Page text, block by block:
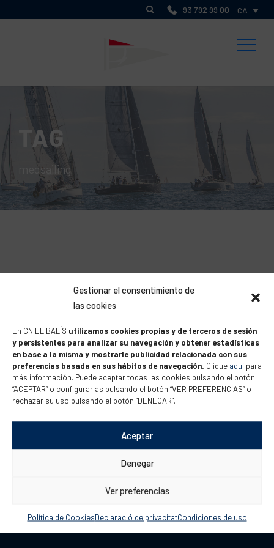
Gestionar el consentimiento de
las cookies
En CN EL BALÍS utilizamos cookies propias y de terceros de sesión
y persistentes para analizar su navegación y obtener estadísticas
en base a la misma y mostrarle publicidad relacionada con sus
preferencias basada en sus hábitos de navegación. Clique aquí para
más información. Puede aceptar todas las cookies pulsando el botón
“ACEPTAR” o configurarlas pulsando el botón “VER PREFERENCIAS” o
rechazar su uso pulsando el botón “DENEGAR”.
Aceptar
Denegar
Ver preferencias
Política de CookiesDeclaració de privacitatCondiciones de uso
93 792 99 00 CA
TAG
medsailing
Informació de contacte
Club Náutico El Balís
08392 – Barcelona, España
41º 33,5′ N / 002º 30,5′ E